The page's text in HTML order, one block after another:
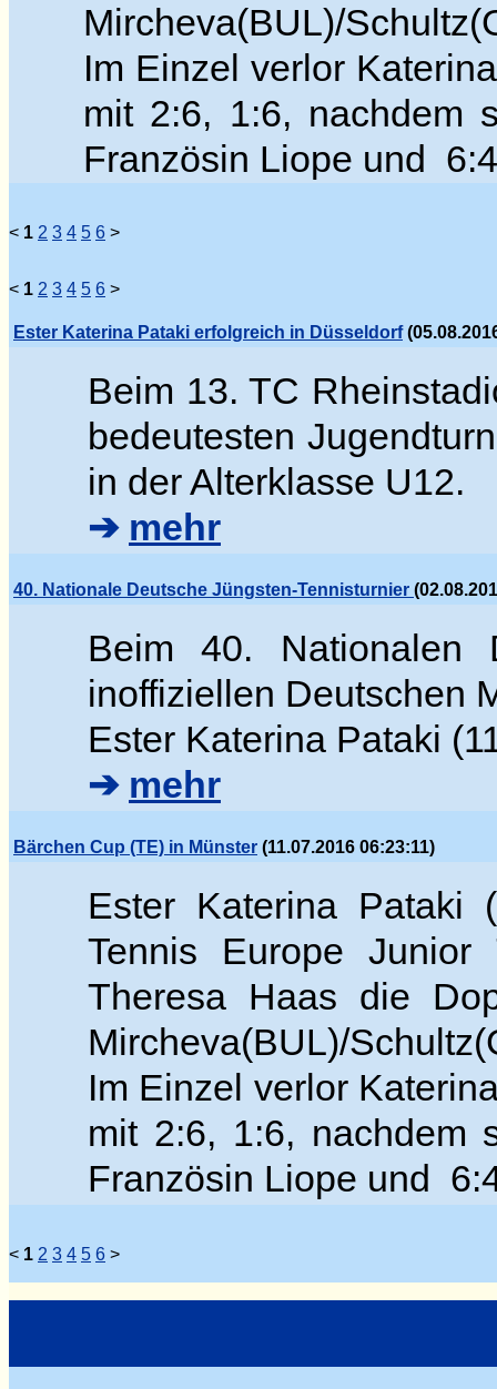
Mircheva(BUL)/
Im Einzel verlor
mit 2:6, 1:6, nachdem
Französin Liope und
< 1 2 3 4 5 6 >
< 1 2 3 4 5 6 >
Ester Katerina Pataki erfolgreich in Düsseldorf
Beim 13. TC
bedeutesten
in der Alterklasse U12.
➔ mehr
40. Nationale Deutsche Jüngsten-Tennisturnier
Beim 40. Nationalen
inoffiziellen Deutschen
Ester Katerina Pataki
➔ mehr
Bärchen Cup (TE) in Münster (11.07.2016 06:23:11)
Ester Katerina Pataki
Tennis Europe
Theresa Haas die
Mircheva(BUL)/
Im Einzel verlor
mit 2:6, 1:6, nachdem
Französin Liope und
< 1 2 3 4 5 6 >